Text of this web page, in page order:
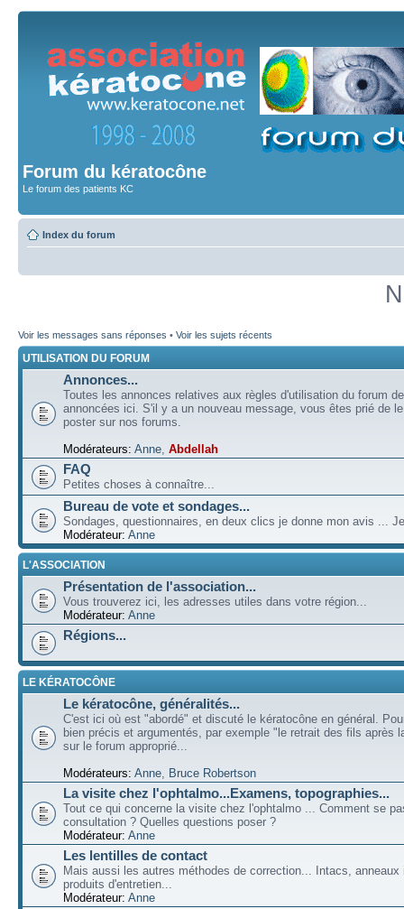
Forum du kératocône
Le forum des patients KC
Index du forum
Voir les messages sans réponses • Voir les sujets récents
UTILISATION DU FORUM
Annonces...
Toutes les annonces relatives aux règles d'utilisation du forum
annoncées ici. S'il y a un nouveau message, vous êtes prié de
poster sur nos forums.
Modérateurs: Anne, Abdellah
FAQ
Petites choses à connaître...
Bureau de vote et sondages...
Sondages, questionnaires, en deux clics je donne mon avis ...
Modérateur: Anne
L'ASSOCIATION
Présentation de l'association...
Vous trouverez ici, les adresses utiles dans votre région...
Modérateur: Anne
Régions...
LE KÉRATOCÔNE
Le kératocône, généralités...
C'est ici où est "abordé" et discuté le kératocône en général.
bien précis et argumentés, par exemple "le retrait des fils après
sur le forum approprié...
Modérateurs: Anne, Bruce Robertson
La visite chez l'ophtalmo...Examens, topographies...
Tout ce qui concerne la visite chez l'ophtalmo ... Comment se
consultation ? Quelles questions poser ?
Modérateur: Anne
Les lentilles de contact
Mais aussi les autres méthodes de correction... Intacs, anneaux
produits d'entretien...
Modérateur: Anne